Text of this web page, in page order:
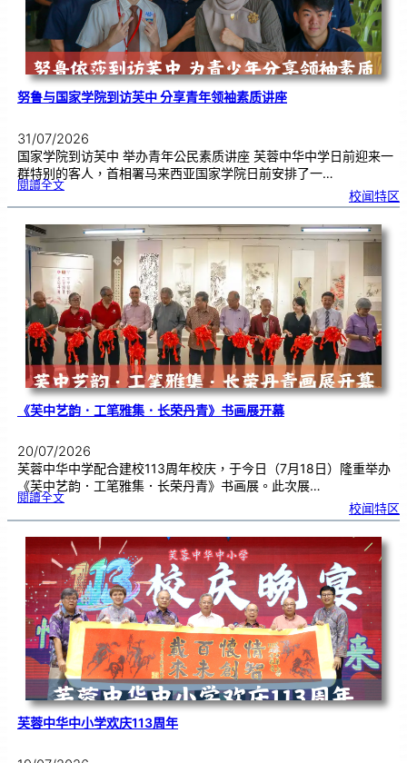
努鲁与国家学院到访芙中 分享青年领袖素质讲座
31/07/2026
国家学院到访芙中 举办青年公民素质讲座 芙蓉中华中学日前迎来一
群特别的客人，首相署马来西亚国家学院日前安排了一…
閱讀全文:努
国
学
院
到
访
中
分
享
青
年
领
袖
素
质
讲
座
校闻特区
《芙中艺韵．工笔雅集．长荣丹青》书画展开幕
20/07/2026
芙蓉中华中学配合建校113周年校庆，于今日（7月18日）隆重举办
《芙中艺韵．工笔雅集．长荣丹青》书画展。此次展…
閱讀全文:《
艺
．
工
笔
雅
集
．
长
荣
丹
青
》
书
画
展
开
幕
校闻特区
芙蓉中华中小学欢庆113周年